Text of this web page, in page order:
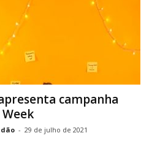
campanha
- 29 de julho de 2021